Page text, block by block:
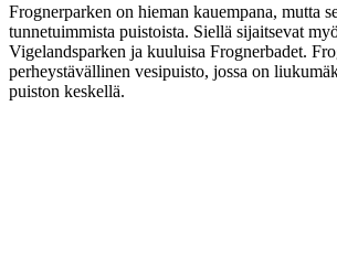
Frognerparken on hieman kauempana, mutta
tunnetuimmista puistoista. Siellä sijaitsevat
Vigelandsparken ja kuuluisa Frognerbadet.
perheystävällinen vesipuisto, jossa on
puiston keskellä.